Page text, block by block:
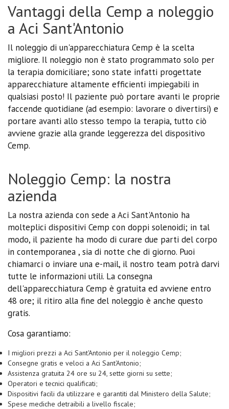
Vantaggi della Cemp a noleggio
a Aci Sant'Antonio
Il noleggio di un'apparecchiatura Cemp è la scelta
migliore. Il noleggio non è stato programmato solo per
la terapia domiciliare; sono state infatti progettate
apparecchiature altamente efficienti impiegabili in
qualsiasi posto! Il paziente può portare avanti le proprie
faccende quotidiane (ad esempio: lavorare o divertirsi) e
portare avanti allo stesso tempo la terapia, tutto ciò
avviene grazie alla grande leggerezza del dispositivo
Cemp.
Noleggio Cemp: la nostra
azienda
La nostra azienda con sede a Aci Sant'Antonio ha
molteplici dispositivi Cemp con doppi solenoidi; in tal
modo, il paziente ha modo di curare due parti del corpo
in contemporanea , sia di notte che di giorno. Puoi
chiamarci o inviare una e-mail, il nostro team potrà darvi
tutte le informazioni utili. La consegna
dell'apparecchiatura Cemp è gratuita ed avviene entro
48 ore; il ritiro alla fine del noleggio è anche questo
gratis.
Cosa garantiamo:
I migliori prezzi a Aci Sant'Antonio per il noleggio Cemp;
Consegne gratis e veloci a Aci Sant'Antonio;
Assistenza gratuita 24 ore su 24, sette giorni su sette;
Operatori e tecnici qualificati;
Dispositivi facili da utilizzare e garantiti dal Ministero della Salute;
Spese mediche detraibili a livello fiscale;